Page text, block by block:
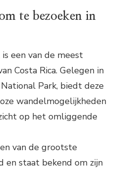
te bezoeken in
een van de meest
Costa Rica. Gelegen in
Park, biedt deze
wandelmogelijkheden
op het omliggende
van de grootste
en staat bekend om zijn